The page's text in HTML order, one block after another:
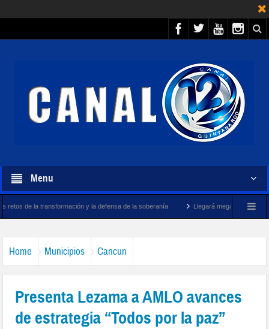
Menu
y la defensa de la soberanía Llegará megabuque sargacero de la Marina
Home Municipios Cancun
Presenta Lezama a AMLO avances
de estrategia “Todos por la paz”